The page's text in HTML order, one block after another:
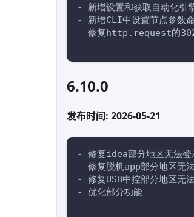
- 新增设置和获取自动化引
- 新增CLI中设置节点参数
- 修复http.request的302
6.10.0
发布时间: 2026-05-21
- 修复idea部分地区无法登
- 修复脱机app部分地区无
- 修复USB中控部分地区无
- 优化部分功能